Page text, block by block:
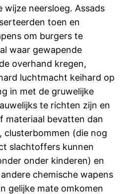
wijze neersloeg. Assads
toen en
om burgers te
waar gewapende
overhand kregen,
luchtmacht keihard op
in met de gruwelijke
te richten zijn en
materiaal bevatten dan
clusterbommen (die nog
slachtoffers kunnen
onder kinderen) en
chemische wapens
gelijke mate omkomen